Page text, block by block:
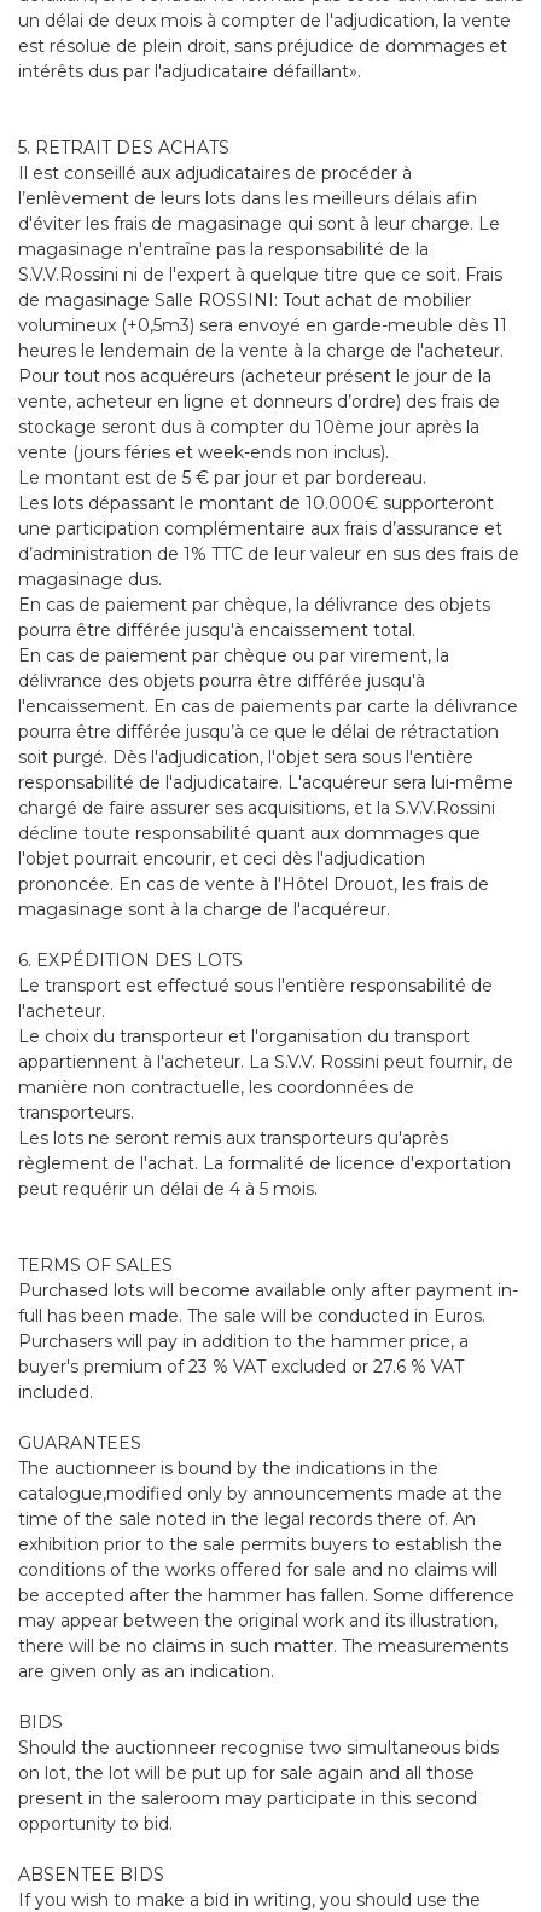
un délai de deux mois à compter de l'adjudication, la vente
est résolue de plein droit, sans préjudice de dommages et
intérêts dus par l'adjudicataire défaillant».
5. RETRAIT DES ACHATS
Il est conseillé aux adjudicataires de procéder à
l’enlèvement de leurs lots dans les meilleurs délais afin
d'éviter les frais de magasinage qui sont à leur charge. Le
magasinage n'entraîne pas la responsabilité de la
S.V.V.Rossini ni de l'expert à quelque titre que ce soit. Frais
de magasinage Salle ROSSINI: Tout achat de mobilier
volumineux (+0,5m3) sera envoyé en garde-meuble dès 11
heures le lendemain de la vente à la charge de l'acheteur.
Pour tout nos acquéreurs (acheteur présent le jour de la
vente, acheteur en ligne et donneurs d’ordre) des frais de
stockage seront dus à compter du 10ème jour après la
vente (jours féries et week-ends non inclus).
Le montant est de 5 € par jour et par bordereau.
Les lots dépassant le montant de 10.000€ supporteront
une participation complémentaire aux frais d’assurance et
d’administration de 1% TTC de leur valeur en sus des frais de
magasinage dus.
En cas de paiement par chèque, la délivrance des objets
pourra être différée jusqu'à encaissement total.
En cas de paiement par chèque ou par virement, la
délivrance des objets pourra être différée jusqu'à
l'encaissement. En cas de paiements par carte la délivrance
pourra être différée jusqu’à ce que le délai de rétractation
soit purgé. Dès l'adjudication, l'objet sera sous l'entière
responsabilité de l'adjudicataire. L'acquéreur sera lui-même
chargé de faire assurer ses acquisitions, et la S.V.V.Rossini
décline toute responsabilité quant aux dommages que
l'objet pourrait encourir, et ceci dès l'adjudication
prononcée. En cas de vente à l'Hôtel Drouot, les frais de
magasinage sont à la charge de l'acquéreur.
6. EXPÉDITION DES LOTS
Le transport est effectué sous l'entière responsabilité de
l'acheteur.
Le choix du transporteur et l'organisation du transport
appartiennent à l'acheteur. La S.V.V. Rossini peut fournir, de
manière non contractuelle, les coordonnées de
transporteurs.
Les lots ne seront remis aux transporteurs qu'après
règlement de l'achat. La formalité de licence d'exportation
peut requérir un délai de 4 à 5 mois.
TERMS OF SALES
Purchased lots will become available only after payment in-
full has been made. The sale will be conducted in Euros.
Purchasers will pay in addition to the hammer price, a
buyer's premium of 23 % VAT excluded or 27.6 % VAT
included.
GUARANTEES
The auctionneer is bound by the indications in the
catalogue,modified only by announcements made at the
time of the sale noted in the legal records there of. An
exhibition prior to the sale permits buyers to establish the
conditions of the works offered for sale and no claims will
be accepted after the hammer has fallen. Some difference
may appear between the original work and its illustration,
there will be no claims in such matter. The measurements
are given only as an indication.
BIDS
Should the auctionneer recognise two simultaneous bids
on lot, the lot will be put up for sale again and all those
present in the saleroom may participate in this second
opportunity to bid.
ABSENTEE BIDS
If you wish to make a bid in writing, you should use the